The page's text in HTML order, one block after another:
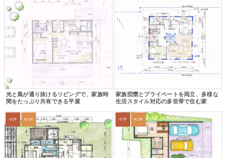
光と風が通り抜けるリビングで、家族時
間をたっぷり共有できる平屋
家族団欒とプライベートを両立、多様な
生活スタイル対応の多世帯で住む家
43坪 4LDK 47坪 4LDK